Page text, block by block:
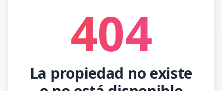
404
La propiedad no existe